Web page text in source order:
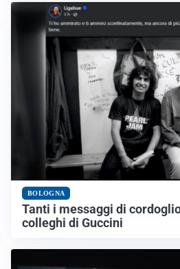
BOLOGNA
Tanti i messaggi di
colleghi di Guccini